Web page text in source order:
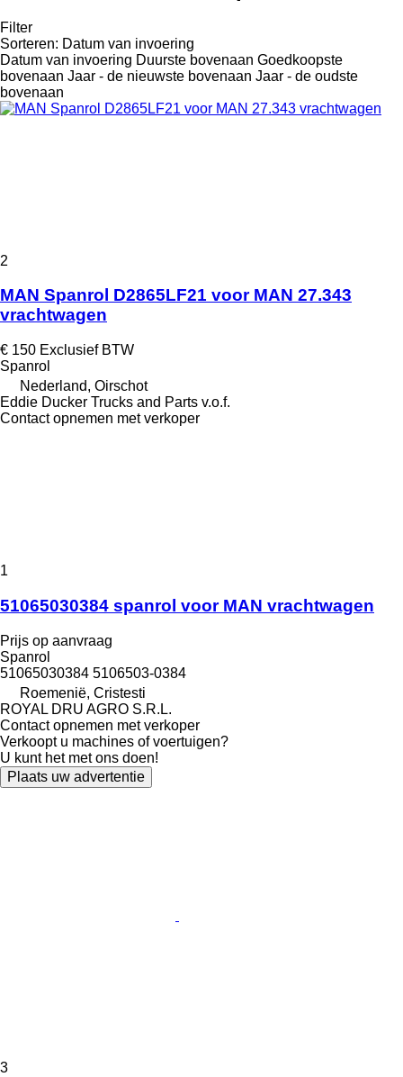
Filter
Sorteren: Datum van invoering
Datum van invoering Duurste bovenaan Goedkoopste
bovenaan Jaar - de nieuwste bovenaan Jaar - de oudste
bovenaan
2
MAN Spanrol D2865LF21 voor MAN 27.343
vrachtwagen
€ 150 Exclusief BTW
Spanrol
Nederland, Oirschot
Eddie Ducker Trucks and Parts v.o.f.
Contact opnemen met verkoper
1
51065030384 spanrol voor MAN vrachtwagen
Prijs op aanvraag
Spanrol
51065030384 5106503-0384
Roemenië, Cristesti
ROYAL DRU AGRO S.R.L.
Contact opnemen met verkoper
Verkoopt u machines of voertuigen?
U kunt het met ons doen!
Plaats uw advertentie
3